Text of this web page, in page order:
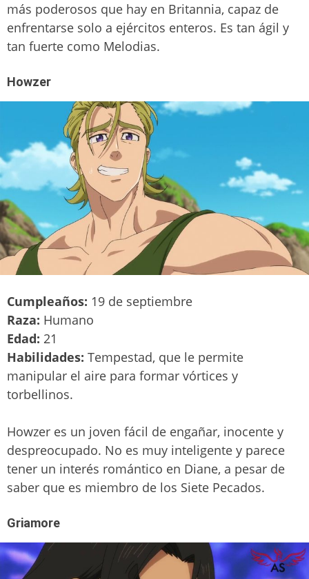
más poderosos que hay en Britannia, capaz de
enfrentarse solo a ejércitos enteros. Es tan ágil y
tan fuerte como Melodias.
Howzer
Cumpleaños: 19 de septiembre
Raza: Humano
Edad: 21
Habilidades: Tempestad, que le permite
manipular el aire para formar vórtices y
torbellinos.
Howzer es un joven fácil de engañar, inocente y
despreocupado. No es muy inteligente y parece
tener un interés romántico en Diane, a pesar de
saber que es miembro de los Siete Pecados.
Griamore